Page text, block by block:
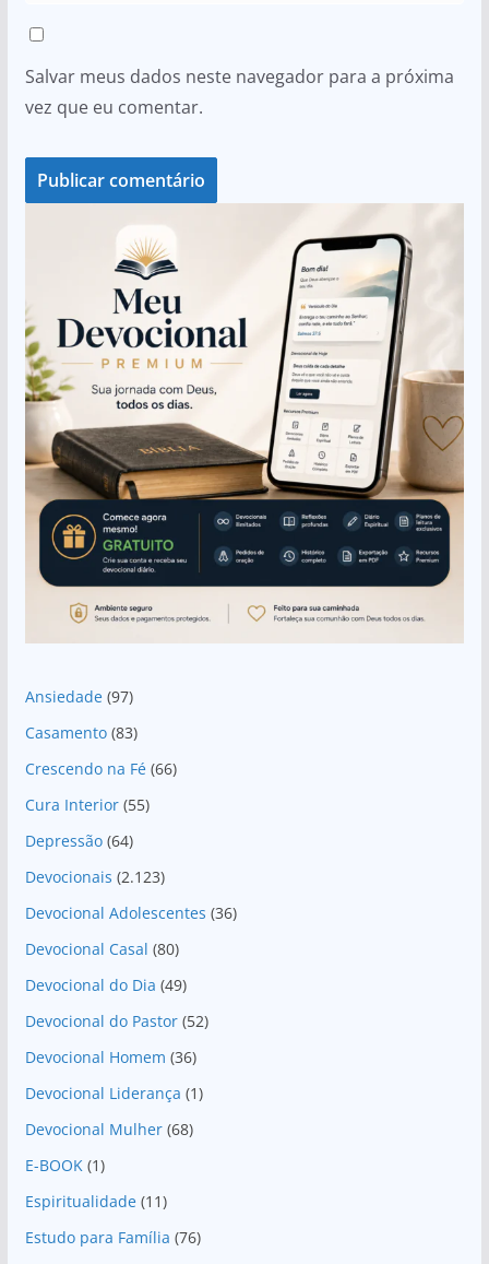
Salvar meus dados neste navegador para a próxima
vez que eu comentar.
Ansiedade(97)
Casamento(83)
Crescendo na Fé(66)
Cura Interior(55)
Depressão(64)
Devocionais (2.123)
Devocional Adolescentes (36)
Devocional Casal (80)
Devocional do Dia (49)
Devocional do Pastor(52)
Devocional Homem (36)
Devocional Liderança (1)
Devocional Mulher(68)
E-BOOK(1)
Espiritualidade(11)
Estudo para Família (76)